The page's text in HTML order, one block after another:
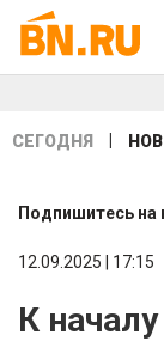
СЕГОДНЯ
Подпишитесь на
12.09.2025 | 17:15
К